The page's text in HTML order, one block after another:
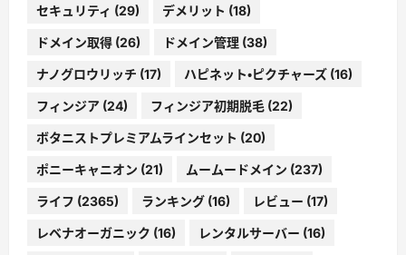
セキュリティ (29) デメリット (18)
ドメイン取得 (26) ドメイン管理 (38)
ナノグロウリッチ (17) ハピネット・ピクチャーズ (16)
フィンジア (24) フィンジア初期脱毛 (22)
ボタニストプレミアムラインセット (20)
ポニーキャニオン (21) ムームードメイン (237)
ライフ (2365) ランキング (16) レビュー (17)
レベナオーガニック (16) レンタルサーバー (16)